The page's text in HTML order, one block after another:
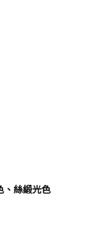
、絲緞光色